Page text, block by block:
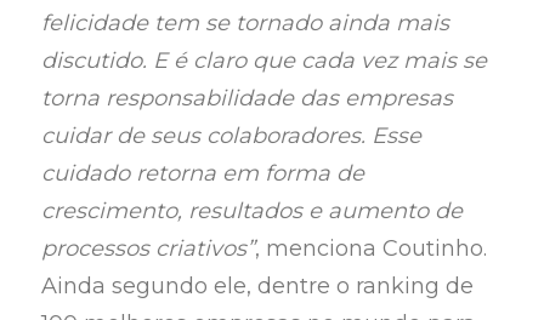
felicidade tem se tornado ainda mais
discutido. E é claro que cada vez mais se
torna responsabilidade das empresas
cuidar de seus colaboradores. Esse
cuidado retorna em forma de
crescimento, resultados e aumento de
processos criativos”, menciona Coutinho.
Ainda segundo ele, dentre o ranking de